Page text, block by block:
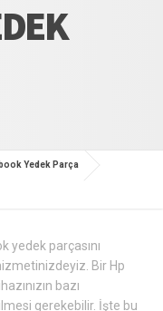
Yedek Parça
yedek parçasını
Bir Hp
bazı
gerekebilir. İşte bu